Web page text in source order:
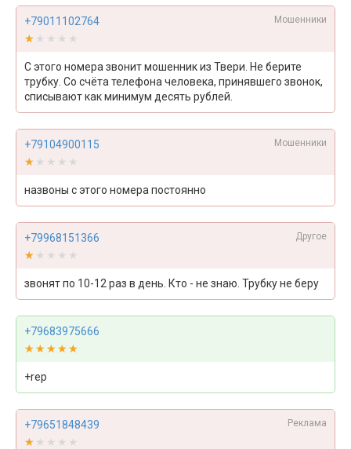
+79011102764 Мошенники
★★★★★
★★★★★
С этого номера звонит мошенник из Твери. Не берите
трубку. Со счёта телефона человека, принявшего звонок,
списывают как минимум десять рублей.
+79104900115 Мошенники
★★★★★
★★★★★
назвоны с этого номера постоянно
+79968151366 Другое
★★★★★
★★★★★
звонят по 10-12 раз в день. Кто - не знаю. Трубку не беру
+79683975666
★★★★★
★★★★★
+rep
+79651848439 Реклама
★★★★★
★★★★★